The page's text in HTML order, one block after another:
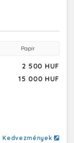
Papír
2 500 HUF
15 000 HUF
Kedvezmények